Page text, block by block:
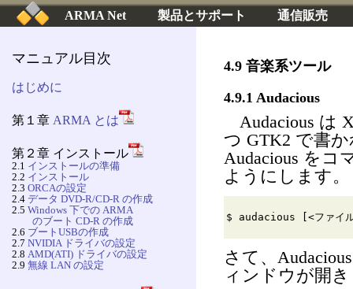
ARMA Net 製品とサポート 通信販売
マニュアル目次
はじめに
第１章 ARMA とは
第２章 インストール
2.1 インストールの準備
2.2 インストール
2.3 ORCAの設定
2.4 データ DVD-R/CD-R の作成
2.5 Windows 下での ARMA
のブート CD-R の作成
2.6 ブートUSBの作成
2.7 NVIDIA ドライバの設定
2.8 AMD(ATI) ドライバの設定
2.9 無線 LAN の設定
4.9 音楽系ツール
4.9.1 Audacious
Audacious は
つ GTK2 で書
Audacious をコ
ようにします。
$ audacious [<ファイ
さて、
ィンドウが開